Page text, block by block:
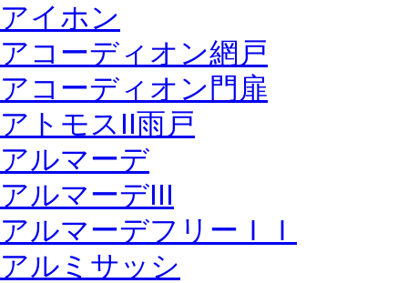
アイホン
アコーディオン網戸
アコーディオン門扉
アトモスII雨戸
アルマーデ
アルマーデIII
アルマーデフリーＩＩ
アルミサッシ